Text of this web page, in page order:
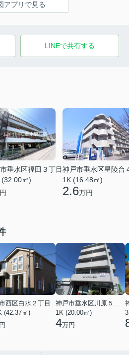
アプリで見る
LINEで共有する
垂水区福田３丁目
(32.00㎡)
神戸市垂水区星陵台
1K (16.48㎡)
2.6万円
西区白水２丁目
(42.37㎡)
神戸市垂水区川原５丁目
1K (20.00㎡)
4万円